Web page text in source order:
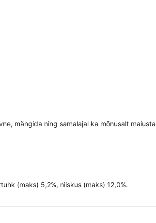
mängida ning samalajal ka mõnusalt
(maks) 5,2%, niiskus (maks) 12,0%.